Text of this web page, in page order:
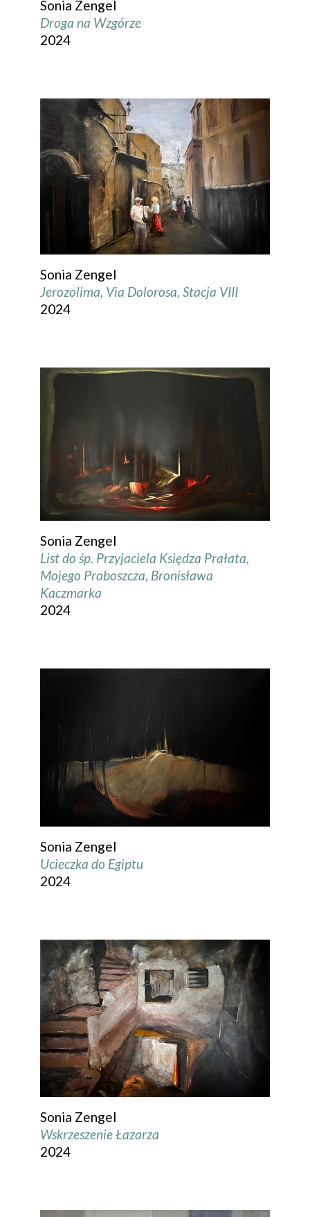
Sonia Zengel
Droga na Wzgórze
2024
Sonia Zengel
Jerozolima, Via Dolorosa, Stacja VIII
2024
Sonia Zengel
List do śp. Przyjaciela Księdza Prałata,
Mojego Proboszcza, Bronisława
Kaczmarka
2024
Sonia Zengel
Ucieczka do Egiptu
2024
Sonia Zengel
Wskrzeszenie Łazarza
2024